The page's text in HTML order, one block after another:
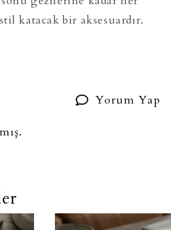
katacak bir aksesuardır.
Yorum Yap